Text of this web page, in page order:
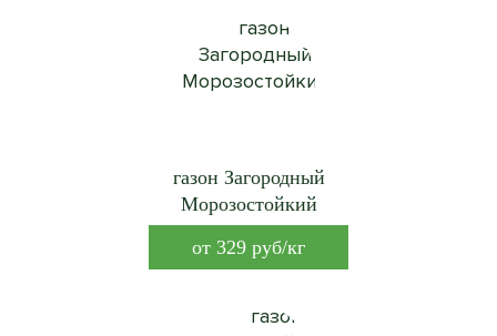
газон Загородный
Морозостойкий
от 329 руб/кг